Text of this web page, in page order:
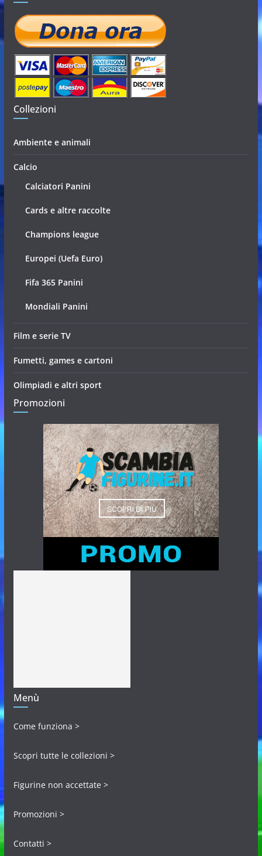
Collezioni
Ambiente e animali
Calcio
Calciatori Panini
Cards e altre raccolte
Champions league
Europei (Uefa Euro)
Fifa 365 Panini
Mondiali Panini
Film e serie TV
Fumetti, games e cartoni
Olimpiadi e altri sport
Promozioni
Menù
Come funziona >
Scopri tutte le collezioni >
Figurine non accettate >
Promozioni >
Contatti >